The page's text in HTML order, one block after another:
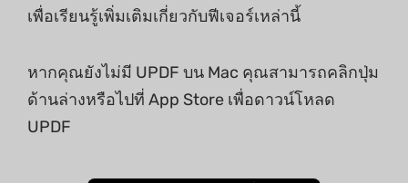
เพื่อเรียนรู้เพิ่มเติมเกี่ยวกับฟีเจอร์เหล่านี้
หากคุณยังไม่มี UPDF บน Mac คุณสามารถคลิกปุ่ม
ด้านล่างหรือไปที่ App Store เพื่อดาวน์โหลด
UPDF